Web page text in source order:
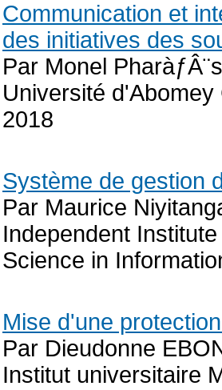
Communication et
des initiatives des
Par Monel
Université
2018
Système de gestion
Par Maurice
Independent
Science in
Mise d'une
Par Dieudonne
Institut universitaire